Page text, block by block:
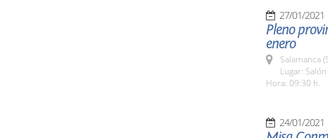
27/01/2021
Pleno
enero
Salamanca
Lugar:
Hora: 09:30 h.
24/01/2021